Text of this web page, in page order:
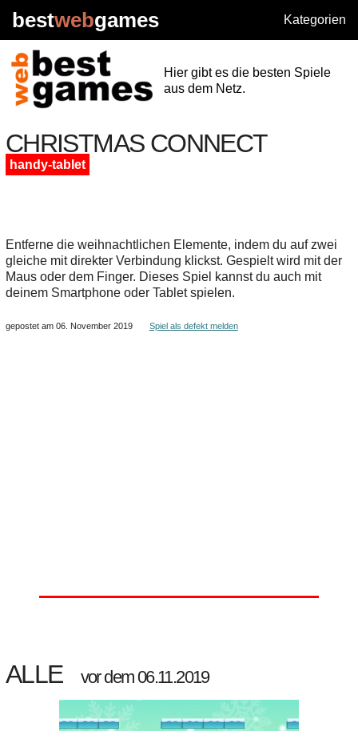
bestwebgames Kategorien
Hier gibt es die besten Spiele
aus dem Netz.
CHRISTMAS CONNECT
handy-tablet
Entferne die weihnachtlichen Elemente, indem du auf zwei
gleiche mit direkter Verbindung klickst. Gespielt wird mit der
Maus oder dem Finger. Dieses Spiel kannst du auch mit
deinem Smartphone oder Tablet spielen.
gepostet am 06. November 2019 Spiel als defekt melden
ALLE vor dem 06.11.2019